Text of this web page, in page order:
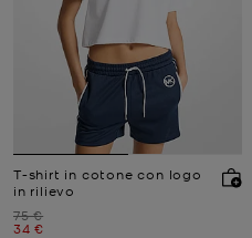
T-shirt in cotone con logo
in rilievo
Prezzo iniziale
75 €
Prezzo attuale
34 €